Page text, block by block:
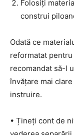
Folosiți
construi
Odată ce
reformatat
recomandat să-l
învățare mai
instruire.
• Țineți cont de